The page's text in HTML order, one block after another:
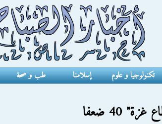
تكنولوجيا و علوم إسلامنا طب و صحة
40 ضعفا